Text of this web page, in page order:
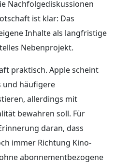
Nachfolgediskussionen
ist klar: Das
Inhalte als langfristige
Nebenprojekt.
praktisch. Apple scheint
und häufigere
allerdings mit
bewahren soll. Für
daran, dass
immer Richtung Kino-
abonnementbezogene